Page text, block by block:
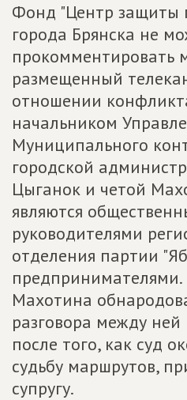
Фонд "Центр защиты
города Брянска не
прокомментировать
размещенный
отношении
начальником
Муниципального
городской
Цыганок и четой
являются
руководителями
отделения партии
предпринимателями.
Махотина
разговора между
после того, как суд
судьбу маршрутов,
супругу.